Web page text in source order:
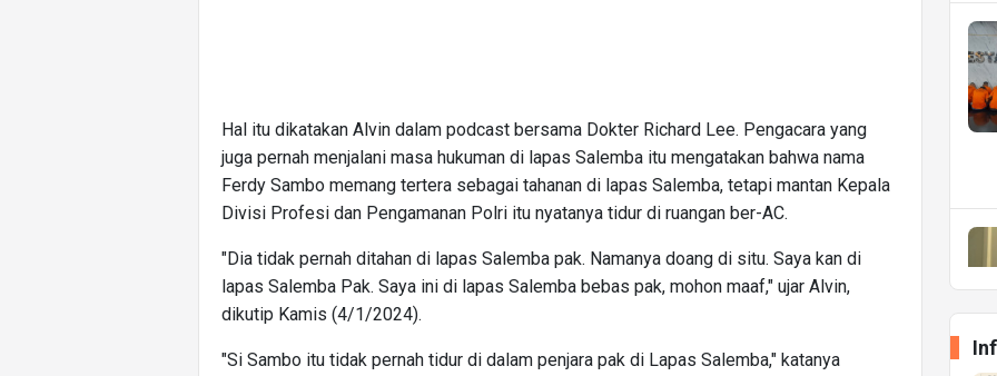
Hal itu dikatakan Alvin dalam podcast bersama Dokter Richard Lee. Pengacara yang
juga pernah menjalani masa hukuman di lapas Salemba itu mengatakan bahwa nama
Ferdy Sambo memang tertera sebagai tahanan di lapas Salemba, tetapi mantan Kepala
Divisi Profesi dan Pengamanan Polri itu nyatanya tidur di ruangan ber-AC.
"Dia tidak pernah ditahan di lapas Salemba pak. Namanya doang di situ. Saya kan di
lapas Salemba Pak. Saya ini di lapas Salemba bebas pak, mohon maaf," ujar Alvin,
dikutip Kamis (4/1/2024).
"Si Sambo itu tidak pernah tidur di dalam penjara pak di Lapas Salemba," katanya